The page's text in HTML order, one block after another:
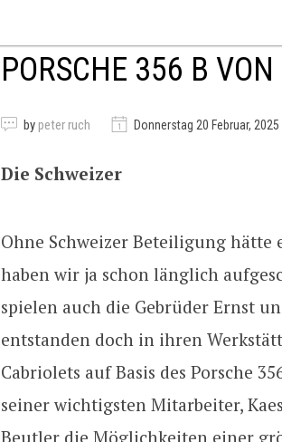
PORSCHE 356 B
by peter ruch Donnerstag 20 Februar, 2025
Die Schweizer
Ohne Schweizer Beteiligung hätte
haben wir ja schon länglich
spielen auch die Gebrüder Ernst
entstanden doch in ihren
Cabriolets auf Basis des Porsche
seiner wichtigsten Mitarbeiter,
Beutler die Möglichkeiten einer